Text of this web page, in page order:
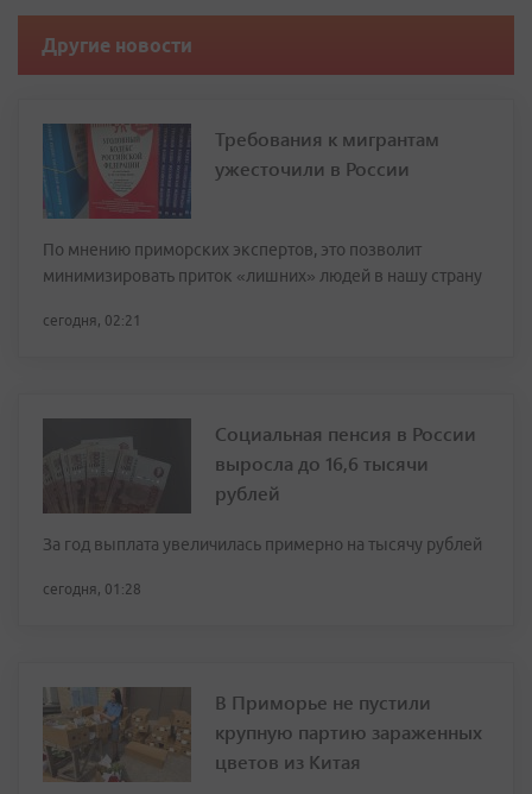
Другие новости
Требования к мигрантам
ужесточили в России
По мнению приморских экспертов, это позволит
минимизировать приток «лишних» людей в нашу страну
сегодня, 02:21
Социальная пенсия в России
выросла до 16,6 тысячи
рублей
За год выплата увеличилась примерно на тысячу рублей
сегодня, 01:28
В Приморье не пустили
крупную партию зараженных
цветов из Китая